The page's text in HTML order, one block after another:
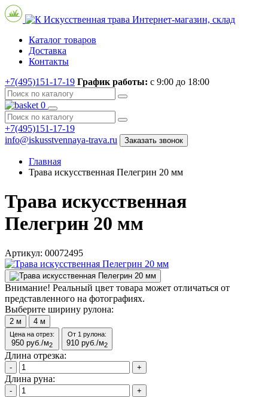
Искусственная трава Интернет-магазин, склад
Каталог товаров
Доставка
Контакты
+7(495)151-17-19 График работы: с 9:00 до 18:00
0
+7(495)151-17-19
info@iskusstvennaya-trava.ru
Заказать звонок
Главная
Трава искусственная Пелегрин 20 мм
Трава искусственная
Пелегрин 20 мм
Артикул: 00072495
Внимание! Реальный цвет товара может отличаться от
представленного на фотографиях.
Выберите ширину рулона:
2 м 4 м
Цена на отрез:
950 руб./м2
От 1 рулона:
910 руб./м2
Длина отрезка:
- +
Длина руна:
-
+